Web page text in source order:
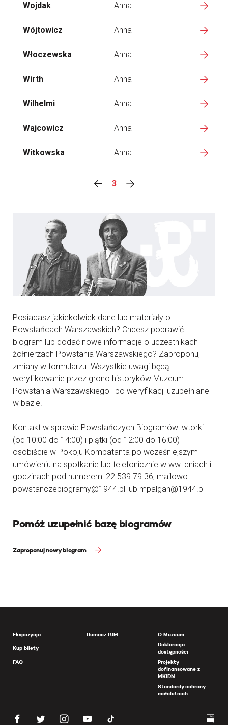
Wojdak Anna
Wójtowicz Anna
Włoczewska Anna
Wirth Anna
Wilhelmi Anna
Wajcowicz Anna
Witkowska Anna
3
Posiadasz jakiekolwiek dane lub materiały o
Powstańcach Warszawskich? Chcesz poprawić
biogram lub dodać nowe informacje o uczestnikach i
żołnierzach Powstania Warszawskiego? Zaproponuj
zmiany w formularzu. Wszystkie uwagi będą
weryfikowanie przez grono historyków Muzeum
Powstania Warszawskiego i po weryfikacji uzupełniane
w bazie.
Kontakt w sprawie Powstańczych Biogramów: wtorki
(od 10:00 do 14:00) i piątki (od 12:00 do 16:00)
osobiście w Pokoju Kombatanta po wcześniejszym
umówieniu na spotkanie lub telefonicznie w ww. dniach i
godzinach pod numerem: 22 539 79 36, mailowo:
powstanczebiogramy@1944.pl lub mpalgan@1944.pl
Pomóż uzupełnić bazę biogramów
Zaproponuj nowy biogram
Ekspozycja
Kup bilety
FAQ
Tłumacz PJM
O Muzeum
Deklaracja
dostępności
Projekty
dofinansowane z
MKiDN
Standardy ochrony
małoletnich